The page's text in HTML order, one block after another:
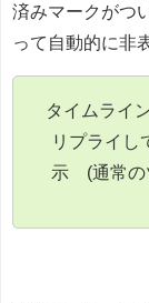
済みマークがつ
って自動的に非
タイムライ
リプライし
示 (通常の